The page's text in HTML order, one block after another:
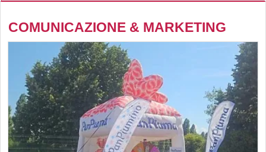
COMUNICAZIONE & MARKETING